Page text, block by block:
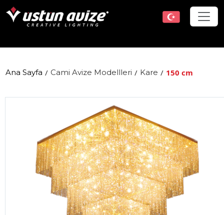
Ana Sayfa / Cami Avize Modellleri / Kare / 150 cm